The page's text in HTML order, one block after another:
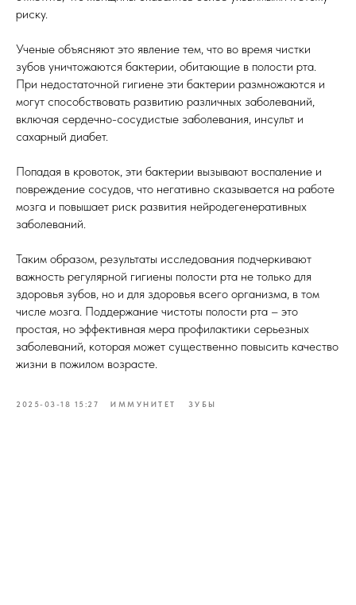
риску.
Ученые объясняют это явление тем, что во время чистки
зубов уничтожаются бактерии, обитающие в полости рта.
При недостаточной гигиене эти бактерии размножаются и
могут способствовать развитию различных заболеваний,
включая сердечно-сосудистые заболевания, инсульт и
сахарный диабет.
Попадая в кровоток, эти бактерии вызывают воспаление и
повреждение сосудов, что негативно сказывается на работе
мозга и повышает риск развития нейродегенеративных
заболеваний.
Таким образом, результаты исследования подчеркивают
важность регулярной гигиены полости рта не только для
здоровья зубов, но и для здоровья всего организма, в том
числе мозга. Поддержание чистоты полости рта – это
простая, но эффективная мера профилактики серьезных
заболеваний, которая может существенно повысить качество
жизни в пожилом возрасте.
2025-03-18 15:27 ИММУНИТЕТ ЗУБЫ